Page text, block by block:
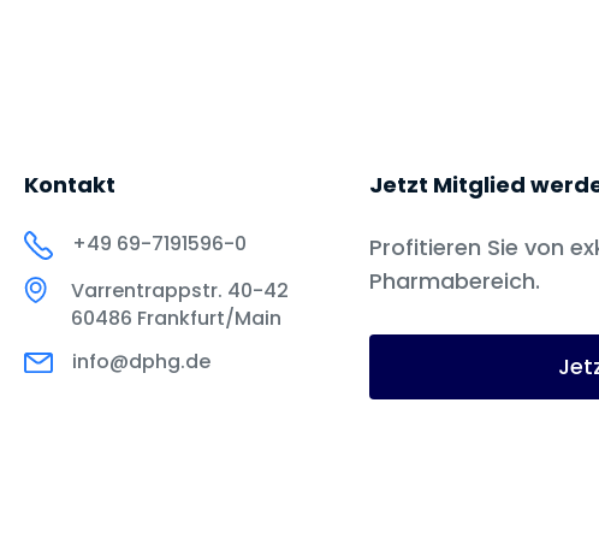
Kontakt
+49 69-7191596-0
Varrentrappstr. 40-42
60486 Frankfurt/Main
info@dphg.de
Jetzt Mitglied
Profitieren Sie von
Pharmabereich.